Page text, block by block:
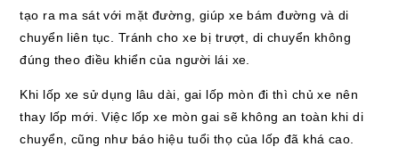
tạo ra ma sát với mặt đường, giúp xe bám đường và di
chuyển liên tục. Tránh cho xe bị trượt, di chuyển không
đúng theo điều khiển của người lái xe.
Khi lốp xe sử dụng lâu dài, gai lốp mòn đi thì chủ xe nên
thay lốp mới. Việc lốp xe mòn gai sẽ không an toàn khi di
chuyển, cũng như báo hiệu tuổi thọ của lốp đã khá cao.